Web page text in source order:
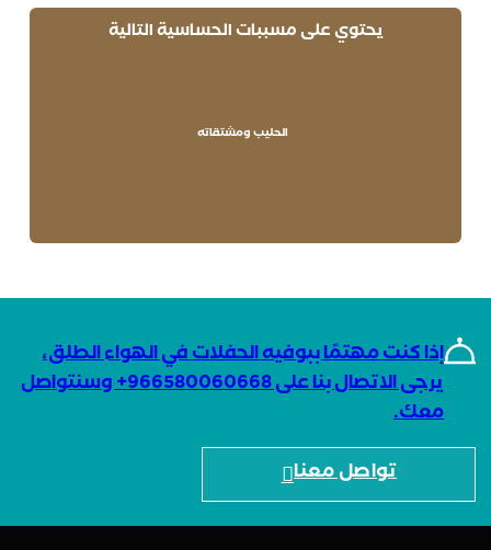
يحتوي على مسببات الحساسية التالية
الحليب ومشتقاته
إذا كنت مهتمًا ببوفيه الحفلات في الهواء الطلق،
يرجى الاتصال بنا على 966580060668+ وسنتواصل
معك.
تواصل معنا